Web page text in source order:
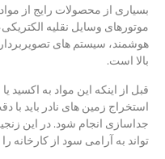
بسیاری از محصولات رایج از
موتورهای وسایل نقلیه
هوشمند، سیستم های
بالا است.
قبل از اینکه این مواد به اکسید
استخراج زمین های نادر باید
جداسازی انجام شود. در این
تواند به آرامی سود از کارخانه را